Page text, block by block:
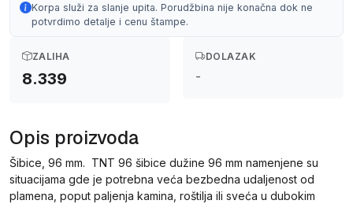
Korpa služi za slanje upita. Porudžbina nije konačna dok ne
potvrdimo detalje i cenu štampe.
ZALIHA
8.339
DOLAZAK
-
Opis proizvoda
Šibice, 96 mm. TNT 96 šibice dužine 96 mm namenjene su
situacijama gde je potrebna veća bezbedna udaljenost od
plamena, poput paljenja kamina, roštilja ili sveća u dubokim